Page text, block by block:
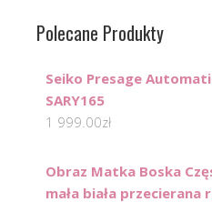
Polecane Produkty
Seiko Presage
SARY165
1 999.00zł
Obraz Matka Boska
mała biała przecierana